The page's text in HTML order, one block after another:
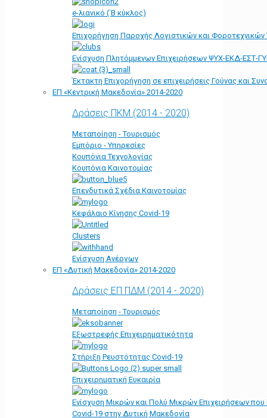
e-λιανικό (΄Β κύκλος)
Επιχορήγηση Παροχής Λογιστικών και
Ενίσχυση Πλητόμμενων Επιχειρήσεων ΨΥΧ-ΕΚΔ-ΕΣΤ-
Έκτακτη Επιχορήγηση σε επιχειρήσεις Γούνας και
ΕΠ «Kεντρική Μακεδονία» 2014-2020
Δράσεις ΠΚΜ (2014 - 2020)
Μεταποίηση - Τουρισμός
Εμπόριο - Υπηρεσίες
Κουπόνια Τεχνολογίας
Κουπόνια Καινοτομίας
Επενδυτικά Σχέδια Καινοτομίας
Κεφάλαιο Κίνησης Covid-19
Clusters
Ενίσχυση Ανέργων
ΕΠ «Δυτική Μακεδονία» 2014-2020
Δράσεις ΕΠ ΠΔΜ (2014 - 2020)
Μεταποίηση - Τουρισμός
Εξωστρεφής Επιχειρηματικότητα
Στήριξη Ρευστότητας Covid-19
Επιχειρηματική Ευκαιρία
Ενίσχυση Μικρών και Πολύ Μικρών Επιχειρήσεων
Covid-19 στην Δυτική Μακεδονία